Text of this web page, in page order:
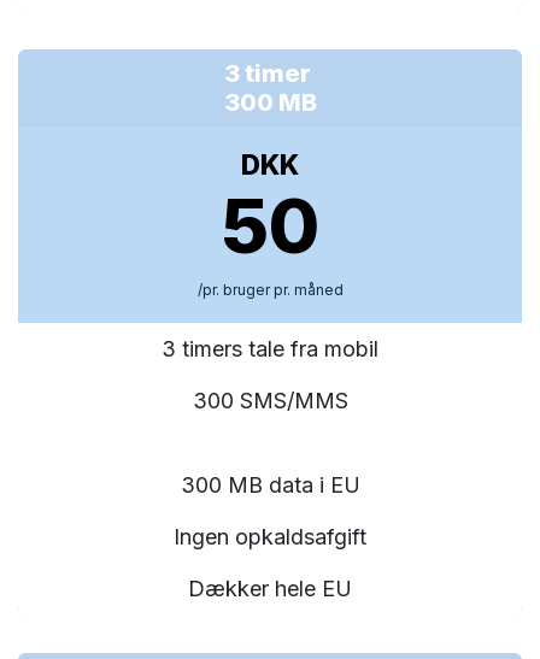
3 timer
300 MB
DKK
50
/pr. bruger pr. måned
3 timers tale fra mobil
300 SMS/MMS
300 MB data i EU
Ingen opkaldsafgift
Dækker hele EU